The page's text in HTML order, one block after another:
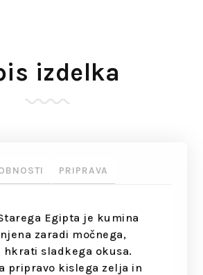
izdelka
PRIPRAVA
Egipta je kumina
zaradi močnega,
hkrati sladkega okusa.
pripravo kislega zelja in